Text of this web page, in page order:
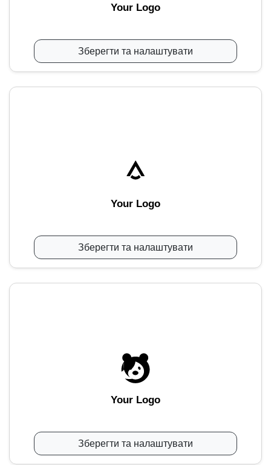
Your Logo
Зберегти та налаштувати
Your Logo
Зберегти та налаштувати
Your Logo
Зберегти та налаштувати